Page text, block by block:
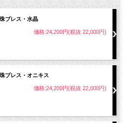
彫刻しておりますが、レーザー彫刻と違い、
気と共鳴し、自分自身の本来の力を引き出す働
気があります。
ウレタンゴムを使用しており、それを4重にす
ございます。
ブレス・水晶
価格:24,200円(税抜 22,000円)
ブレス・オニキス
価格:24,200円(税抜 22,000円)